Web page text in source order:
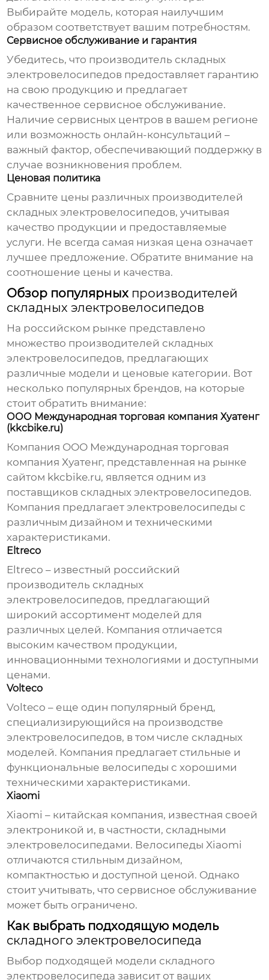
Выбирайте модель, которая наилучшим
образом соответствует вашим потребностям.
Сервисное обслуживание и гарантия
Убедитесь, что производитель складных
электровелосипедов предоставляет гарантию
на свою продукцию и предлагает
качественное сервисное обслуживание.
Наличие сервисных центров в вашем регионе
или возможность онлайн-консультаций –
важный фактор, обеспечивающий поддержку в
случае возникновения проблем.
Ценовая политика
Сравните цены различных производителей
складных электровелосипедов, учитывая
качество продукции и предоставляемые
услуги. Не всегда самая низкая цена означает
лучшее предложение. Обратите внимание на
соотношение цены и качества.
Обзор популярных производителей
складных электровелосипедов
На российском рынке представлено
множество производителей складных
электровелосипедов, предлагающих
различные модели и ценовые категории. Вот
несколько популярных брендов, на которые
стоит обратить внимание:
ООО Международная торговая компания Хуатенг
(kkcbike.ru)
Компания ООО Международная торговая
компания Хуатенг, представленная на рынке
сайтом kkcbike.ru, является одним из
поставщиков складных электровелосипедов.
Компания предлагает электровелосипеды с
различным дизайном и техническими
характеристиками.
Eltreco
Eltreco – известный российский
производитель складных
электровелосипедов, предлагающий
широкий ассортимент моделей для
различных целей. Компания отличается
высоким качеством продукции,
инновационными технологиями и доступными
ценами.
Volteco
Volteco – еще один популярный бренд,
специализирующийся на производстве
электровелосипедов, в том числе складных
моделей. Компания предлагает стильные и
функциональные велосипеды с хорошими
техническими характеристиками.
Xiaomi
Xiaomi – китайская компания, известная своей
электроникой и, в частности, складными
электровелосипедами. Велосипеды Xiaomi
отличаются стильным дизайном,
компактностью и доступной ценой. Однако
стоит учитывать, что сервисное обслуживание
может быть ограничено.
Как выбрать подходящую модель
складного электровелосипеда
Выбор подходящей модели складного
электровелосипеда зависит от ваших